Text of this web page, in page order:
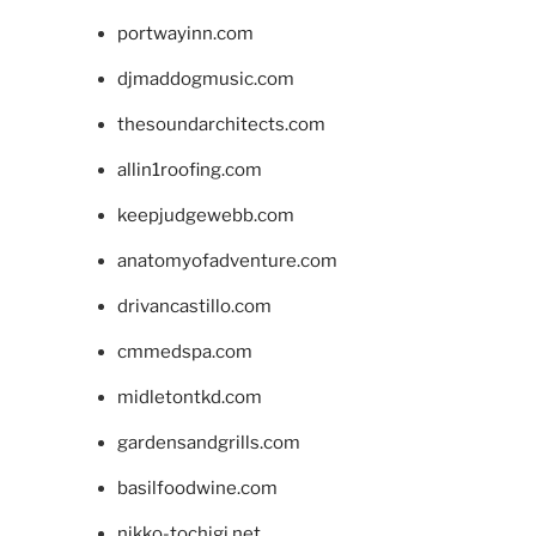
portwayinn.com
djmaddogmusic.com
thesoundarchitects.com
allin1roofing.com
keepjudgewebb.com
anatomyofadventure.com
drivancastillo.com
cmmedspa.com
midletontkd.com
gardensandgrills.com
basilfoodwine.com